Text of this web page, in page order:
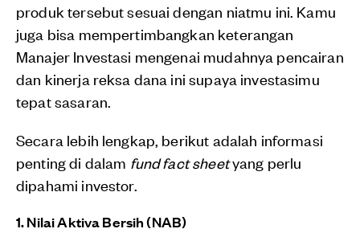
produk tersebut sesuai dengan niatmu ini. Kamu
juga bisa mempertimbangkan keterangan
Manajer Investasi mengenai mudahnya pencairan
dan kinerja reksa dana ini supaya investasimu
tepat sasaran.
Secara lebih lengkap, berikut adalah informasi
penting di dalam fund fact sheetyang perlu
dipahami investor.
1. Nilai Aktiva Bersih (NAB)